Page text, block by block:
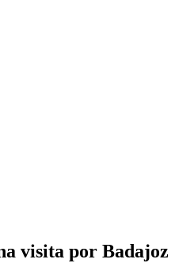
visita por Badajoz